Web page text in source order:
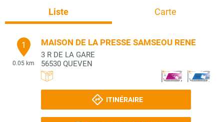
Liste Carte
1
0.05 km
MAISON DE LA PRESSE SAMSEOU RENE
3 R DE LA GARE
56530 QUEVEN
ITINÉRAIRE